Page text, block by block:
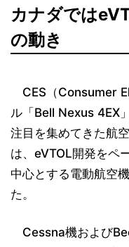
カナダでは
の動き
CES（Consumer
ル「Bell Nexus 4EX
注目を集めてきた航
は、eVTOL開発をペ
中心とする電動航空
た。
Cessna機および